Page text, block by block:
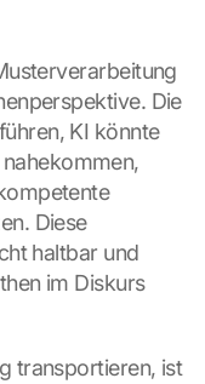
Die
KI könnte
Diese
haltbar und
im Diskurs
transportieren, ist